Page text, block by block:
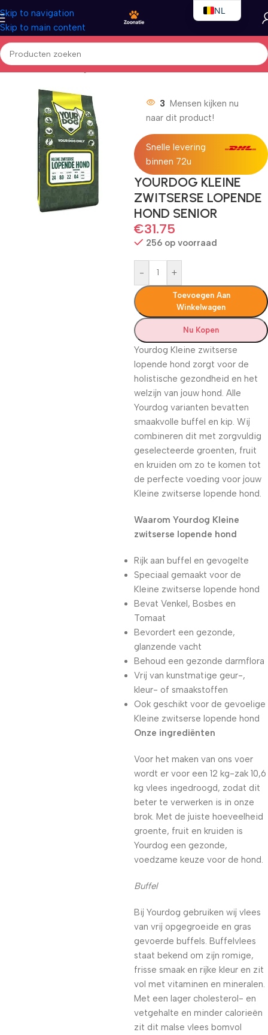
Skip to navigation
Skip to main content
Home/Honden/Droogvoer
3 Mensen kijken nu
naar dit product!
Snelle levering
binnen 72u
YOURDOG KLEINE
ZWITSERSE LOPENDE
HOND SENIOR
€31.75
256 op voorraad
- +
Toevoegen Aan
Winkelwagen
Nu Kopen
Yourdog Kleine zwitserse
lopende hond zorgt voor de
holistische gezondheid en het
welzijn van jouw hond. Alle
Yourdog varianten bevatten
smaakvolle buffel en kip. Wij
combineren dit met zorgvuldig
geselecteerde groenten, fruit
en kruiden om zo te komen tot
de perfecte voeding voor jouw
Kleine zwitserse lopende hond.
Waarom Yourdog Kleine
zwitserse lopende hond
Rijk aan buffel en gevogelte
Speciaal gemaakt voor de
Kleine zwitserse lopende hond
Bevat Venkel, Bosbes en
Tomaat
Bevordert een gezonde,
glanzende vacht
Behoud een gezonde darmflora
Vrij van kunstmatige geur-,
kleur- of smaakstoffen
Ook geschikt voor de gevoelige
Kleine zwitserse lopende hond
Onze ingrediënten
Voor het maken van ons voer
wordt er voor een 12 kg-zak 10,6
kg vlees ingedroogd, zodat dit
beter te verwerken is in onze
brok. Met de juiste hoeveelheid
groente, fruit en kruiden is
Yourdog een gezonde,
voedzame keuze voor de hond.
Buffel
Bij Yourdog gebruiken wij vlees
van vrij opgegroeide en gras
gevoerde buffels. Buffelvlees
staat bekend om zijn romige,
frisse smaak en rijke kleur en zit
vol met vitaminen en mineralen.
Met een lager cholesterol- en
vetgehalte en minder calorieën
zit dit malse vlees bomvol
NL